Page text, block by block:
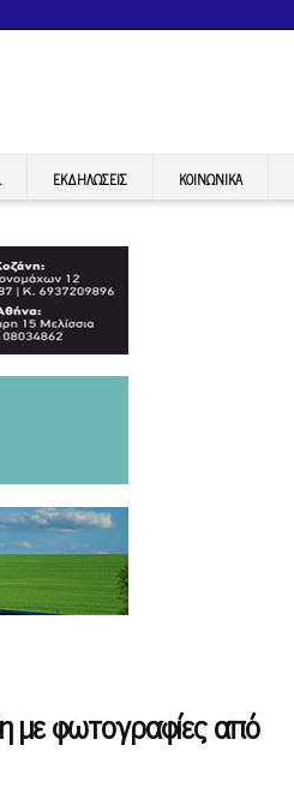
ΕΚΔΗΛΏΣΕΙΣ ΚΟΙΝΩΝΙΚΆ
με φωτογραφίες από